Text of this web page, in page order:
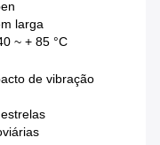
larga
~ + 85 °C
de vibração